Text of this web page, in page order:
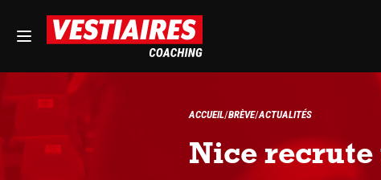
ACCUEIL BRÈVE ACTUALITÉS
Nice recrute